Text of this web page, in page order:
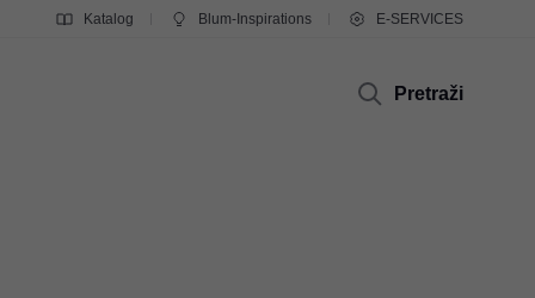
Katalog Blum-Inspirations E-SERVICES
Pretraži